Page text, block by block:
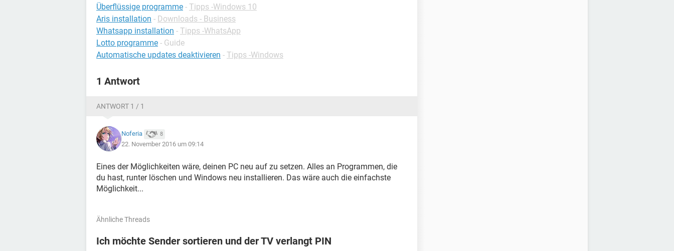
Überflüssige programme - Tipps -Windows 10
Aris installation - Downloads - Business
Whatsapp installation - Tipps -WhatsApp
Lotto programme - Guide
Automatische updates deaktivieren - Tipps -Windows
1 Antwort
ANTWORT 1 / 1
Noferia 8
22. November 2016 um 09:14
Eines der Möglichkeiten wäre, deinen PC neu auf zu setzen. Alles an Programmen, die
du hast, runter löschen und Windows neu installieren. Das wäre auch die einfachste
Möglichkeit...
Ähnliche Threads
Ich möchte Sender sortieren und der TV verlangt PIN